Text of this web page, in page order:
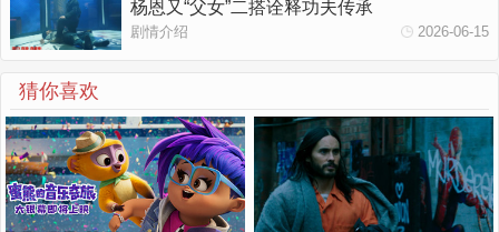
杨恩又“父女”二搭诠释功夫传承
剧情介绍 2026-06-15
猜你喜欢